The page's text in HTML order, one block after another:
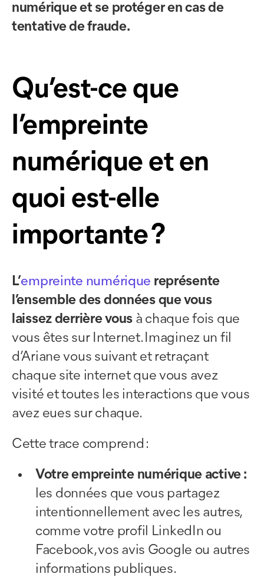
numérique et se protéger en cas de
tentative de fraude.
Qu’est-ce que
l’empreinte
numérique et en
quoi est-elle
importante ?
L’empreinte numérique représente
l’ensemble des données que vous
laissez derrière vous à chaque fois que
vous êtes sur Internet. Imaginez un fil
d’Ariane vous suivant et retraçant
chaque site internet que vous avez
visité et toutes les interactions que vous
avez eues sur chaque.
Cette trace comprend :
Votre empreinte numérique active :
les données que vous partagez
intentionnellement avec les autres,
comme votre profil LinkedIn ou
Facebook, vos avis Google ou autres
informations publiques.